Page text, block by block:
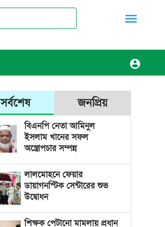
menu
account_circle
সর্বশেষ জনপ্রিয়
বিএনপি নেতা আমিনুল
ইসলাম খানের সফল
অস্ত্রোপচার সম্পন্ন
লালমোহনে ফেয়ার
ডায়াগনস্টিক সেন্টারের শুভ
উদ্বোধন
শিক্ষক পেটানো মামলায় প্রধান